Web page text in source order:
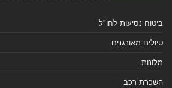
ביטוח נסיעות לחו"ל
טיולים מאורגנים
מלונות
השכרת רכב